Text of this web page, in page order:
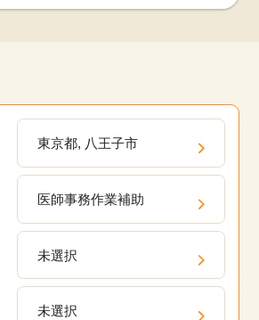
東京都, 八王子市
医師事務作業補助
未選択
未選択